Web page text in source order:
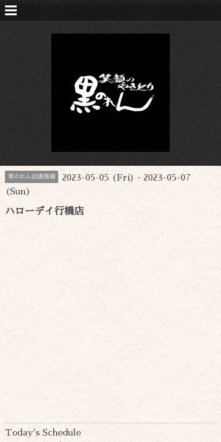
黒のれん出店情報
2023-05-05 (Fri) - 2023-05-07
(Sun)
ハローデイ行橋店
Today's Schedule